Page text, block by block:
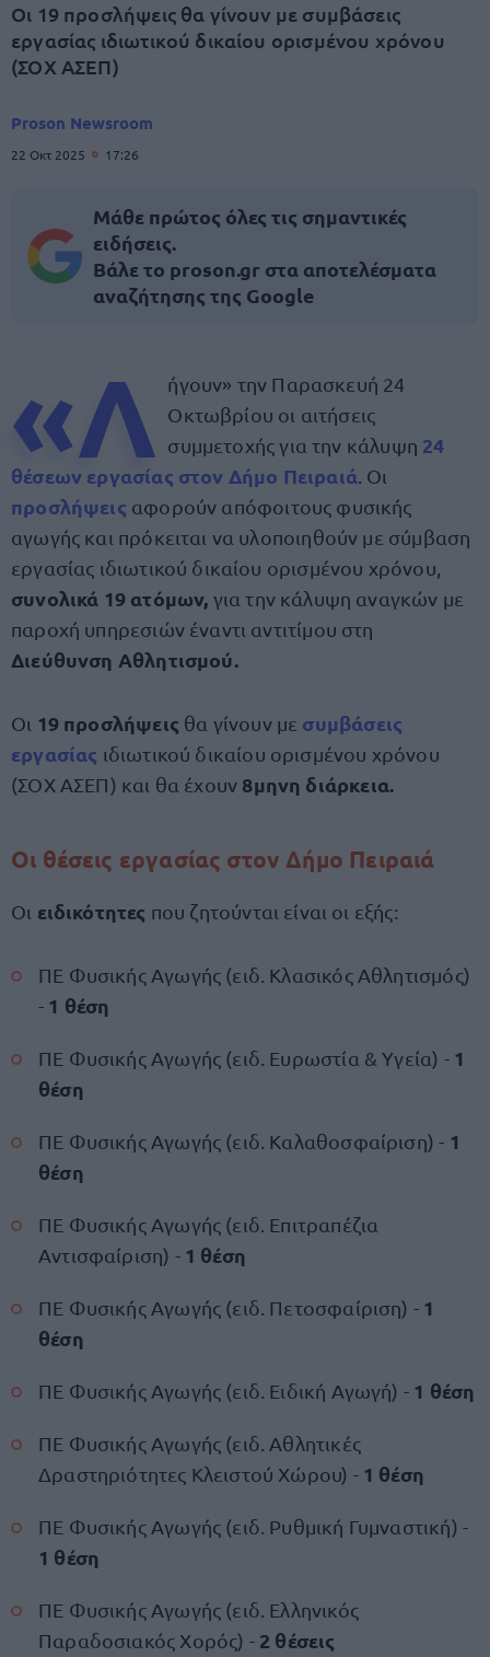
Οι 19 προσλήψεις θα γίνουν με συμβάσεις
εργασίας ιδιωτικού δικαίου ορισμένου χρόνου
(ΣΟΧ ΑΣΕΠ)
Proson Newsroom
22 Οκτ 2025 17:26
Μάθε πρώτος όλες τις σημαντικές
ειδήσεις.
Βάλε το proson.gr στα αποτελέσματα
αναζήτησης της Google
«Λ ήγουν» την Παρασκευή 24
Οκτωβρίου οι αιτήσεις
συμμετοχής για την κάλυψη 24
θέσεων εργασίας στον Δήμο Πειραιά . Οι
προσλήψεις αφορούν απόφοιτους φυσικής
αγωγής και πρόκειται να υλοποιηθούν με σύμβαση
εργασίας ιδιωτικού δικαίου ορισμένου χρόνου,
συνολικά 19 ατόμων, για την κάλυψη αναγκών με
παροχή υπηρεσιών έναντι αντιτίμου στη
Διεύθυνση Αθλητισμού.
Οι 19 προσλήψεις θα γίνουν με συμβάσεις
εργασίας ιδιωτικού δικαίου ορισμένου χρόνου
(ΣΟΧ ΑΣΕΠ) και θα έχουν 8μηνη διάρκεια.
Οι θέσεις εργασίας στον Δήμο Πειραιά
Οι ειδικότητες που ζητούνται είναι οι εξής:
ΠΕ Φυσικής Αγωγής (ειδ. Κλασικός Αθλητισμός)
- 1 θέση
ΠΕ Φυσικής Αγωγής (ειδ. Ευρωστία & Υγεία) - 1
θέση
ΠΕ Φυσικής Αγωγής (ειδ. Καλαθοσφαίριση) - 1
θέση
ΠΕ Φυσικής Αγωγής (ειδ. Επιτραπέζια
Αντισφαίριση) - 1 θέση
ΠΕ Φυσικής Αγωγής (ειδ. Πετοσφαίριση) - 1
θέση
ΠΕ Φυσικής Αγωγής (ειδ. Ειδική Αγωγή) - 1 θέση
ΠΕ Φυσικής Αγωγής (ειδ. Αθλητικές
Δραστηριότητες Κλειστού Χώρου) - 1 θέση
ΠΕ Φυσικής Αγωγής (ειδ. Ρυθμική Γυμναστική) -
1 θέση
ΠΕ Φυσικής Αγωγής (ειδ. Ελληνικός
Παραδοσιακός Χορός) - 2 θέσεις